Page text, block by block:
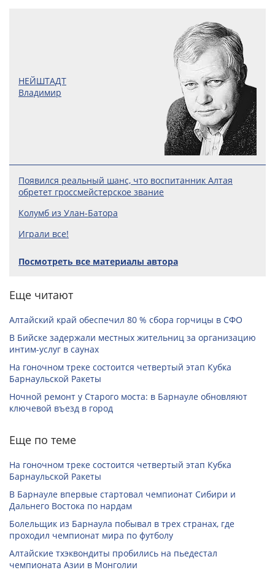
НЕЙШТАДТ
Владимир
Появился реальный шанс, что воспитанник Алтая
обретет гроссмейстерское звание
Колумб из Улан-Батора
Играли все!
Посмотреть все материалы автора
Еще читают
Алтайский край обеспечил 80 % сбора горчицы в СФО
В Бийске задержали местных жительниц за организацию
интим-услуг в саунах
На гоночном треке состоится четвертый этап Кубка
Барнаульской Ракеты
Ночной ремонт у Старого моста: в Барнауле обновляют
ключевой въезд в город
Еще по теме
На гоночном треке состоится четвертый этап Кубка
Барнаульской Ракеты
В Барнауле впервые стартовал чемпионат Сибири и
Дальнего Востока по нардам
Болельщик из Барнаула побывал в трех странах, где
проходил чемпионат мира по футболу
Алтайские тхэквондиты пробились на пьедестал
чемпионата Азии в Монголии